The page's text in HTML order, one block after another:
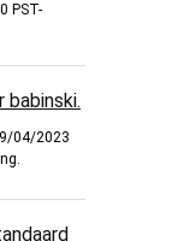
PST-
babinski.
04/2023
.